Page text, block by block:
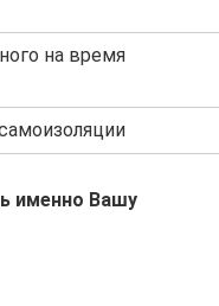
на время
именно Вашу